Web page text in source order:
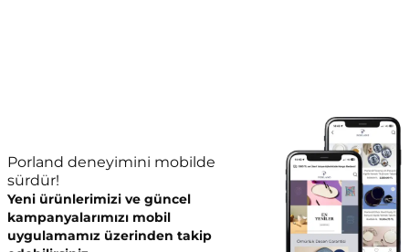
Porland deneyimini mobilde
sürdür!
Yeni ürünlerimizi ve güncel
kampanyalarımızı mobil
uygulamamız üzerinden takip